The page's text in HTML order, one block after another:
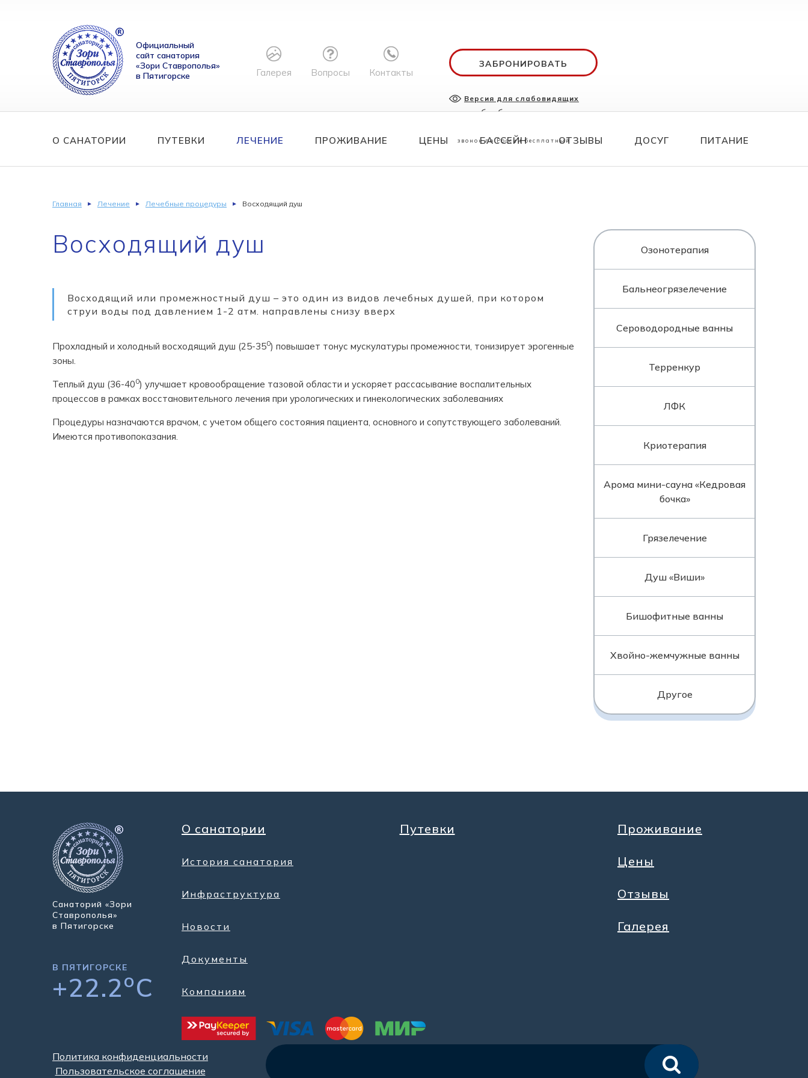
Официальный
сайт санатория
«Зори Ставрополья»
в Пятигорске
Галерея Вопросы Контакты
ЗАБРОНИРОВАТЬ
Версия для слабовидящих
служба бронирования
звонок по России бесплатный
О САНАТОРИИ ПУТЕВКИ ЛЕЧЕНИЕ ПРОЖИВАНИЕ ЦЕНЫ БАССЕЙН ОТЗЫВЫ ДОСУГ ПИТАНИЕ
Главная Лечение Лечебные процедуры Восходящий душ
Восходящий душ
Восходящий или промежностный душ – это один из видов лечебных душей, при котором
струи воды под давлением 1-2 атм. направлены снизу вверх
Прохладный и холодный восходящий душ (25-350) повышает тонус мускулатуры промежности, тонизирует эрогенные
зоны.
Теплый душ (36-400) улучшает кровообращение тазовой области и ускоряет рассасывание воспалительных
процессов в рамках восстановительного лечения при урологических и гинекологических заболеваниях
Процедуры назначаются врачом, с учетом общего состояния пациента, основного и сопутствующего заболеваний.
Имеются противопоказания.
Озонотерапия
Бальнеогрязелечение
Сероводородные ванны
Терренкур
ЛФК
Криотерапия
Арома мини-сауна «Кедровая
бочка»
Грязелечение
Душ «Виши»
Бишофитные ванны
Хвойно-жемчужные ванны
Другое
Санаторий «Зори
Ставрополья»
в Пятигорске
В ПЯТИГОРСКЕ
+22.2oC
О санатории
История санатория
Инфраструктура
Новости
Документы
Компаниям
Путевки Проживание
Цены
Отзывы
Галерея
Политика конфиденциальности
Пользовательское соглашение